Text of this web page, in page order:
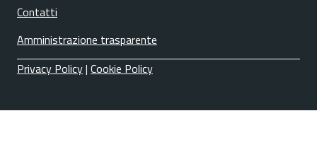
Contatti
Amministrazione trasparente
Privacy Policy| Cookie Policy